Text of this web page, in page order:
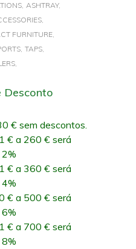
ASHTRAY,
FURNITURE,
TAPS,
Desconto
€ sem descontos.
€ a 260 € será
€ a 360 € será
€ a 500 € será
€ a 700 € será